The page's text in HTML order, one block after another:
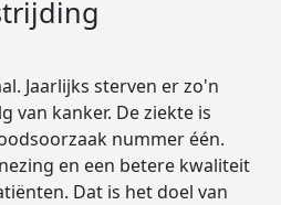
Jaarlijks sterven er zo'n
van kanker. De ziekte is
nummer één.
en een betere kwaliteit
Dat is het doel van